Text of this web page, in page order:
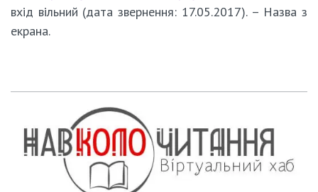
вхід вільний (дата звернення: 17.05.2017). – Назва з
екрана.